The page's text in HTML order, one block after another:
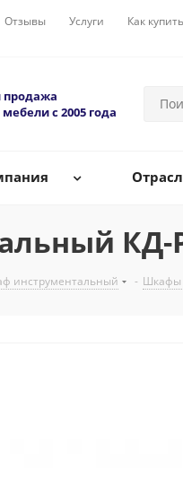
Отзывы Услуги Как купить
продажа
с 2005 года
КД-
инструментальный - Шкафы